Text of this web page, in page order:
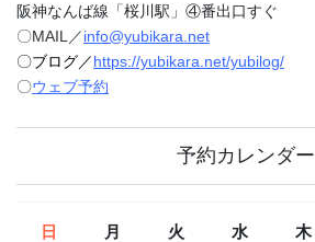
阪神なんば線「桜川駅」④番出口すぐ
〇MAIL／info@yubikara.net
〇ブログ／https://yubikara.net/yubilog/
〇ウェブ予約
予約カレンダー
日 月 火 水 木